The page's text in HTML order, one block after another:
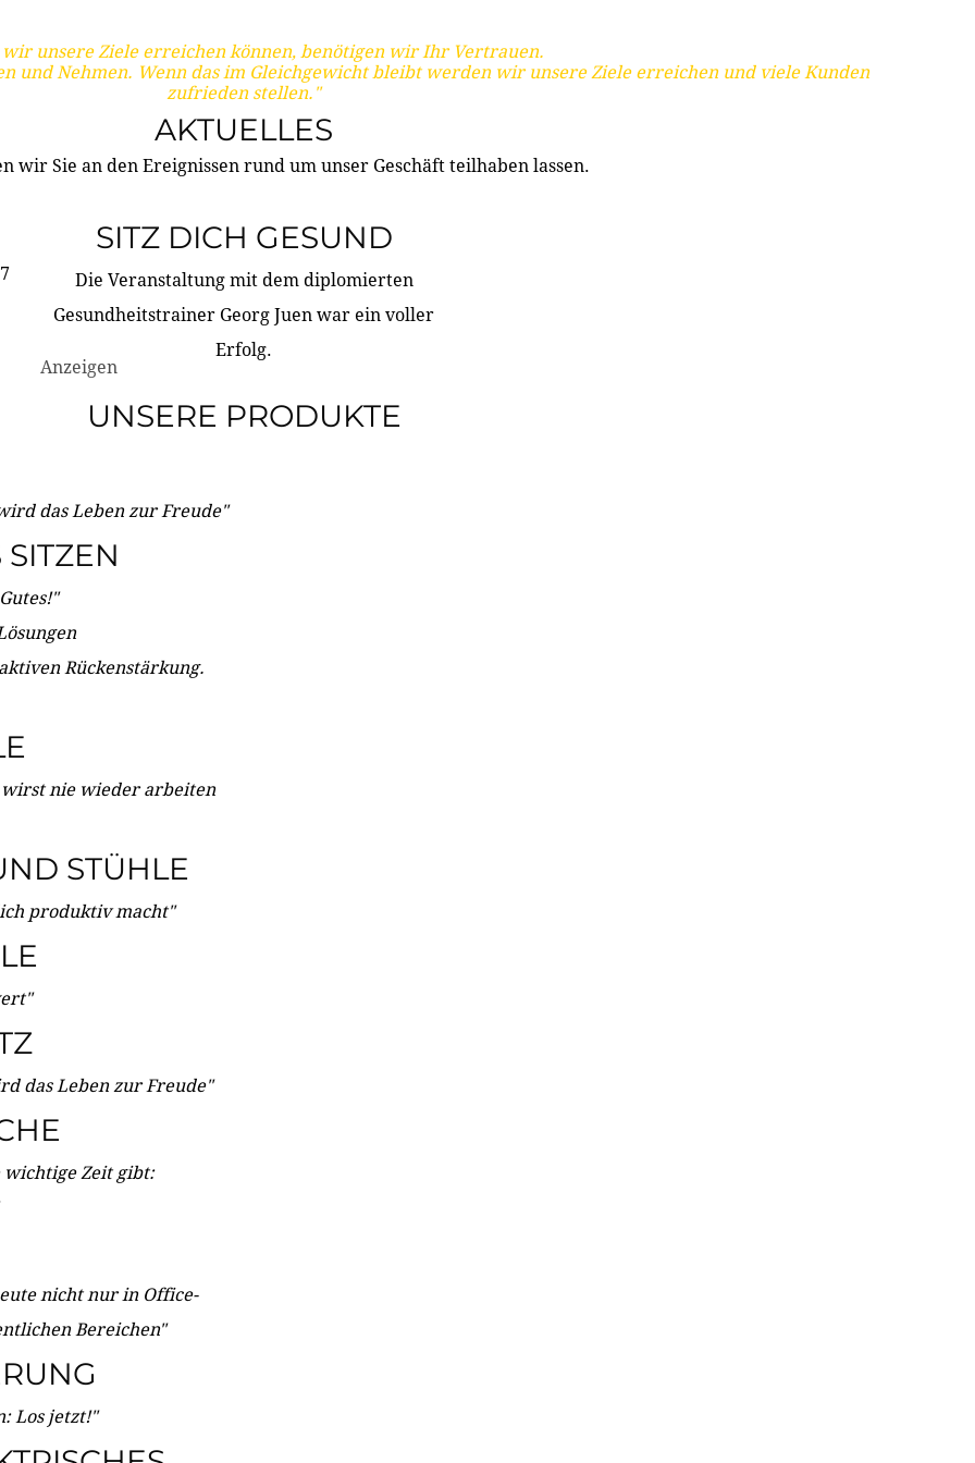
unsere Ziele erreichen können, benötigen wir Ihr Vertrauen.
und Nehmen. Wenn das im Gleichgewicht bleibt werden wir unsere Ziele erreichen und viele Kunden
zufrieden stellen."
AKTUELLES
wir Sie an den Ereignissen rund um unser Geschäft teilhaben lassen.
SITZ DICH GESUND
Die Veranstaltung mit dem diplomierten
Gesundheitstrainer Georg Juen war ein voller
Erfolg.
Anzeigen
UNSERE PRODUKTE
das Leben zur Freude"
Rückenstärkung.
nie wieder arbeiten
STÜHLE
produktiv macht"
das Leben zur Freude"
wichtige Zeit gibt:
nicht nur in Office-
Bereichen"
Los jetzt!"